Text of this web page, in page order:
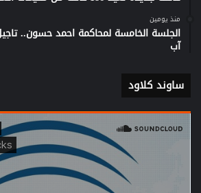
منذ يومين
آب
ساوند كلاود